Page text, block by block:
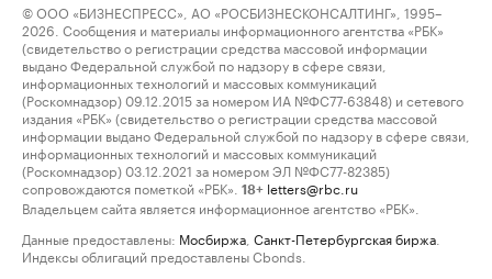
© ООО «БИЗНЕСПРЕСС», АО «РОСБИЗНЕСКОНСАЛТИНГ», 1995–
2026. Сообщения и материалы информационного агентства «РБК»
(свидетельство о регистрации средства массовой информации
выдано Федеральной службой по надзору в сфере связи,
информационных технологий и массовых коммуникаций
(Роскомнадзор) 09.12.2015 за номером ИА №ФС77-63848) и сетевого
издания «РБК» (свидетельство о регистрации средства массовой
информации выдано Федеральной службой по надзору в сфере связи,
информационных технологий и массовых коммуникаций
(Роскомнадзор) 03.12.2021 за номером ЭЛ №ФС77-82385)
сопровождаются пометкой «РБК».
18+ letters@rbc.ru
Владельцем сайта является информационное агентство «РБК».
Данные предоставлены: Мосбиржа Санкт-Петербургская биржа
Индексы облигаций предоставлены Cbonds.